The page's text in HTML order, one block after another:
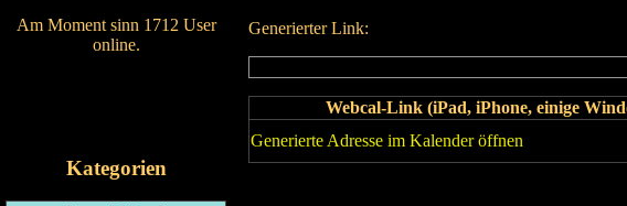
Am Moment sinn 1712 User
online.
Kategorien
Generierter Link:
Webcal-Link (iPad, iPhone, einige
Generierte Adresse im Kalender öffnen